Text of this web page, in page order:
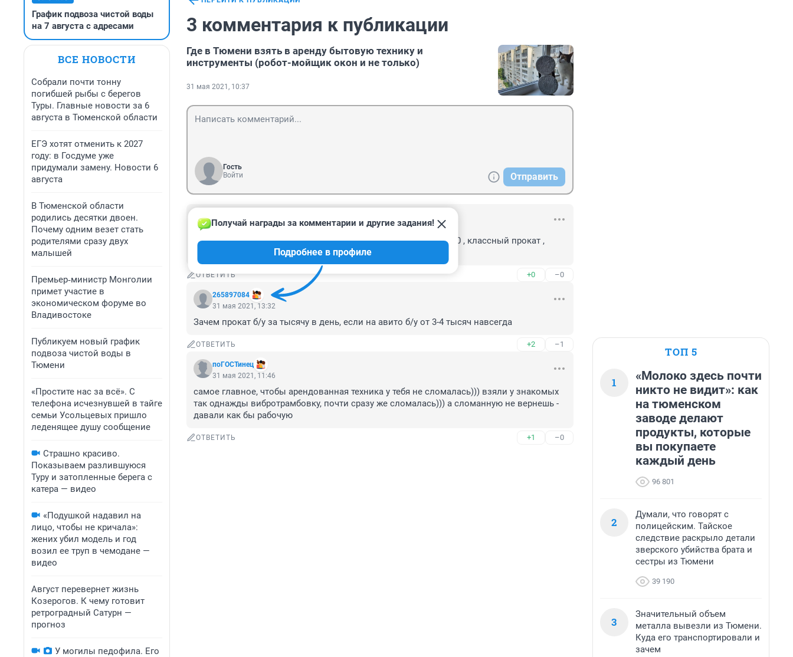
График подвоза чистой воды
на 7 августа с адресами
ВСЕ НОВОСТИ
Собрали почти тонну
погибшей рыбы с берегов
Туры. Главные новости за 6
августа в Тюменской области
ЕГЭ хотят отменить к 2027
году: в Госдуме уже
придумали замену. Новости 6
августа
В Тюменской области
родились десятки двоен.
Почему одним везет стать
родителями сразу двух
малышей
Премьер‑министр Монголии
примет участие в
экономическом форуме во
Владивостоке
Публикуем новый график
подвоза чистой воды в
Тюмени
«Простите нас за всё». С
телефона исчезнувшей в тайге
семьи Усольцевых пришло
леденящее душу сообщение
Страшно красиво.
Показываем разлившуюся
Туру и затопленные берега с
катера — видео
«Подушкой надавил на
лицо, чтобы не кричала»:
жених убил модель и год
возил ее труп в чемодане —
видео
Август перевернет жизнь
Козерогов. К чему готовит
ретроградный Сатурн —
прогноз
У могилы педофила. Его
3 комментария к публикации
Где в Тюмени взять в аренду бытовую технику и
инструменты (робот-мойщик окон и не только)
31 мая 2021, 10:37
Гость
Войти
Отправить
11 января 2022, 00:52
Да , Брал Виброплиту и генератор в Бригадире , на Лопарева 40 , классный прокат ,
подсказали и цена нормальная ! Удачи
ОТВЕТИТЬ +0 –0
265897084
Получай награды за комментарии и другие задания!
Подробнее в профиле
31 мая 2021, 13:32
Зачем прокат б/у за тысячу в день, если на авито б/у от 3-4 тысяч навсегда
ОТВЕТИТЬ +2 –1
поГОСТинец
31 мая 2021, 11:46
самое главное, чтобы арендованная техника у тебя не сломалась))) взяли у знакомых
так однажды вибротрамбовку, почти сразу же сломалась))) а сломанную не вернешь -
давали как бы рабочую
ОТВЕТИТЬ +1 –0
ТОП 5
1
«Молоко здесь почти
никто не видит»: как
на тюменском
заводе делают
продукты, которые
вы покупаете
каждый день
96 801
2
Думали, что говорят с
полицейским. Тайское
следствие раскрыло детали
зверского убийства брата и
сестры из Тюмени
39 190
3
Значительный объем
металла вывезли из Тюмени.
Куда его транспортировали и
зачем